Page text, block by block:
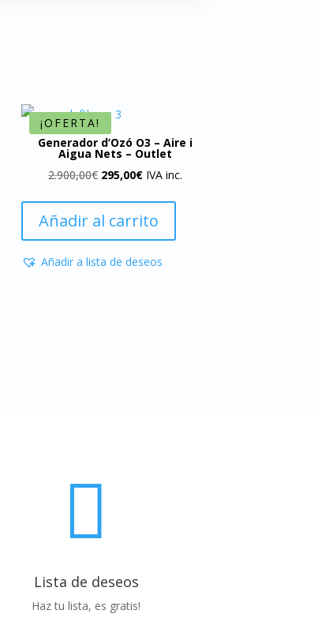
¡OFERTA!
Generador d’Ozó O3 – Aire i
Aigua Nets – Outlet
2.900,00€ El
original
era:
2.900,00€.
295,00€El
actual
es:
295,00€.
IVA inc.
Añadir al carrito
Añadir a lista de deseos

Lista de deseos
Haz tu lista, es gratis!